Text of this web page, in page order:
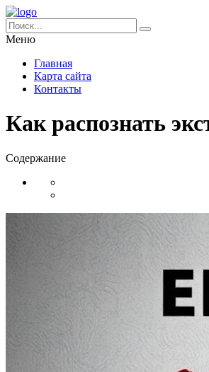
Меню
Главная
Карта сайта
Контакты
Как распознать
Содержание